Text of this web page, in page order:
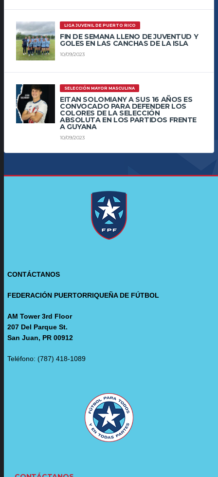
LIGA JUVENIL DE PUERTO RICO
FIN DE SEMANA LLENO DE JUVENTUD Y
GOLES EN LAS CANCHAS DE LA ISLA
10/09/2023
SELECCIÓN MAYOR MASCULINA
EITAN SOLOMIANY A SUS 16 AÑOS ES
CONVOCADO PARA DEFENDER LOS
COLORES DE LA SELECCIÓN
ABSOLUTA EN LOS PARTIDOS FRENTE
A GUYANA
10/09/2023
CONTÁCTANOS
FEDERACIÓN PUERTORRIQUEÑA DE FÚTBOL
AM Tower 3rd Floor
207 Del Parque St.
San Juan, PR 00912
Teléfono: (787) 418-1089